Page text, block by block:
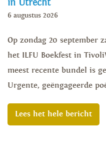
in Utrecht
6 augustus 2026
Op zondag 20 september
het ILFU Boekfest in
meest recente bundel is
Urgente, geëngageerde
Lees het hele bericht